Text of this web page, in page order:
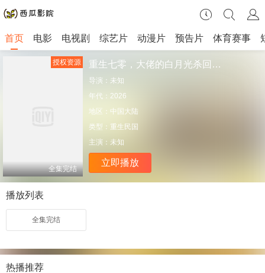
首页 电影 电视剧 综艺片 动漫片 预告片 体育赛事
全集完结
授权资源 重生七零，大佬的白月光杀回来了
导演： 未知
年代： 2026
地区： 中国大陆
类型： 重生民国
主演： 未知
立即播放
播放列表
全集完结
热播推荐